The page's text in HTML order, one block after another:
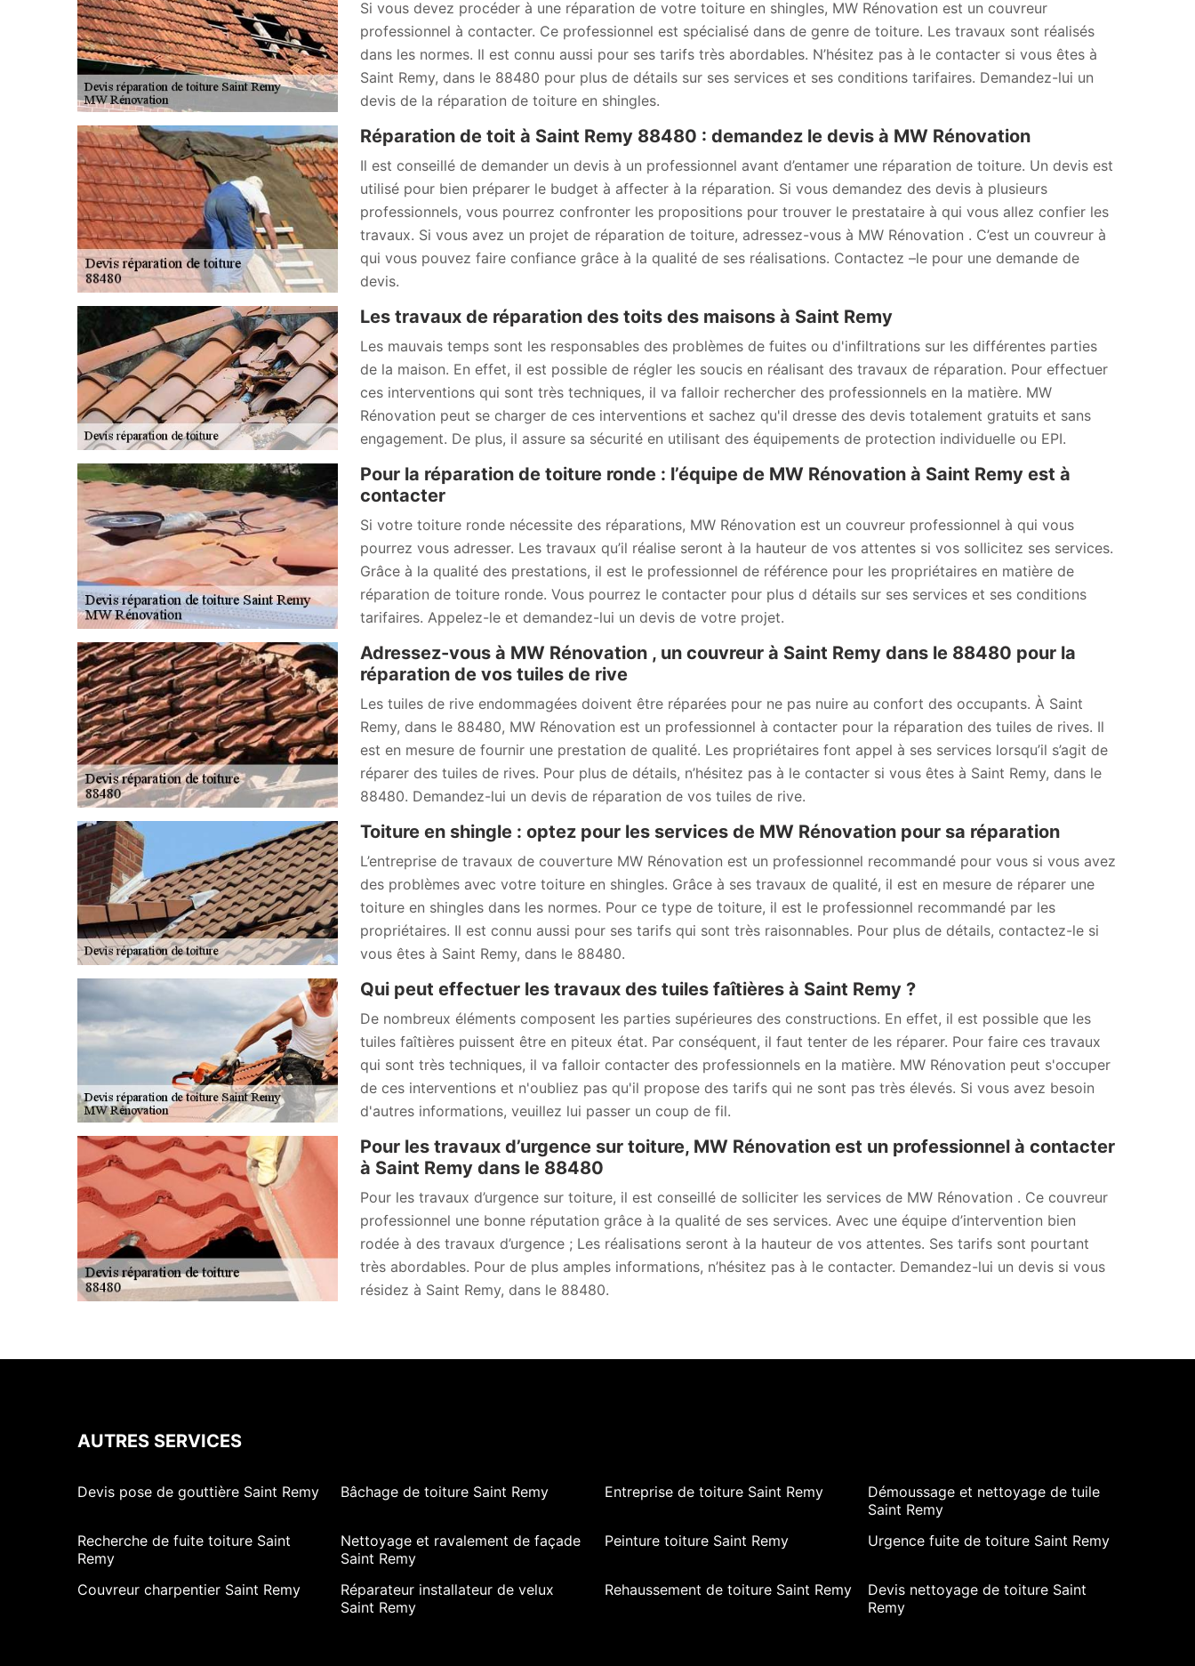
Si vous devez procéder à une réparation de votre toiture en shingles, MW Rénovation est un couvreur
professionnel à contacter. Ce professionnel est spécialisé dans de genre de toiture. Les travaux sont réalisés
dans les normes. Il est connu aussi pour ses tarifs très abordables. N’hésitez pas à le contacter si vous êtes à
Saint Remy, dans le 88480 pour plus de détails sur ses services et ses conditions tarifaires. Demandez-lui un
devis de la réparation de toiture en shingles.
Réparation de toit à Saint Remy 88480 : demandez le devis à MW Rénovation
Il est conseillé de demander un devis à un professionnel avant d’entamer une réparation de toiture. Un devis est
utilisé pour bien préparer le budget à affecter à la réparation. Si vous demandez des devis à plusieurs
professionnels, vous pourrez confronter les propositions pour trouver le prestataire à qui vous allez confier les
travaux. Si vous avez un projet de réparation de toiture, adressez-vous à MW Rénovation . C’est un couvreur à
qui vous pouvez faire confiance grâce à la qualité de ses réalisations. Contactez –le pour une demande de
devis.
Les travaux de réparation des toits des maisons à Saint Remy
Les mauvais temps sont les responsables des problèmes de fuites ou d'infiltrations sur les différentes parties
de la maison. En effet, il est possible de régler les soucis en réalisant des travaux de réparation. Pour effectuer
ces interventions qui sont très techniques, il va falloir rechercher des professionnels en la matière. MW
Rénovation peut se charger de ces interventions et sachez qu'il dresse des devis totalement gratuits et sans
engagement. De plus, il assure sa sécurité en utilisant des équipements de protection individuelle ou EPI.
Pour la réparation de toiture ronde : l’équipe de MW Rénovation à Saint Remy est à
contacter
Si votre toiture ronde nécessite des réparations, MW Rénovation est un couvreur professionnel à qui vous
pourrez vous adresser. Les travaux qu’il réalise seront à la hauteur de vos attentes si vos sollicitez ses services.
Grâce à la qualité des prestations, il est le professionnel de référence pour les propriétaires en matière de
réparation de toiture ronde. Vous pourrez le contacter pour plus d détails sur ses services et ses conditions
tarifaires. Appelez-le et demandez-lui un devis de votre projet.
Adressez-vous à MW Rénovation , un couvreur à Saint Remy dans le 88480 pour la
réparation de vos tuiles de rive
Les tuiles de rive endommagées doivent être réparées pour ne pas nuire au confort des occupants. À Saint
Remy, dans le 88480, MW Rénovation est un professionnel à contacter pour la réparation des tuiles de rives. Il
est en mesure de fournir une prestation de qualité. Les propriétaires font appel à ses services lorsqu’il s’agit de
réparer des tuiles de rives. Pour plus de détails, n’hésitez pas à le contacter si vous êtes à Saint Remy, dans le
88480. Demandez-lui un devis de réparation de vos tuiles de rive.
Toiture en shingle : optez pour les services de MW Rénovation pour sa réparation
L’entreprise de travaux de couverture MW Rénovation est un professionnel recommandé pour vous si vous avez
des problèmes avec votre toiture en shingles. Grâce à ses travaux de qualité, il est en mesure de réparer une
toiture en shingles dans les normes. Pour ce type de toiture, il est le professionnel recommandé par les
propriétaires. Il est connu aussi pour ses tarifs qui sont très raisonnables. Pour plus de détails, contactez-le si
vous êtes à Saint Remy, dans le 88480.
Qui peut effectuer les travaux des tuiles faîtières à Saint Remy ?
De nombreux éléments composent les parties supérieures des constructions. En effet, il est possible que les
tuiles faîtières puissent être en piteux état. Par conséquent, il faut tenter de les réparer. Pour faire ces travaux
qui sont très techniques, il va falloir contacter des professionnels en la matière. MW Rénovation peut s'occuper
de ces interventions et n'oubliez pas qu'il propose des tarifs qui ne sont pas très élevés. Si vous avez besoin
d'autres informations, veuillez lui passer un coup de fil.
Pour les travaux d’urgence sur toiture, MW Rénovation est un professionnel à contacter
à Saint Remy dans le 88480
Pour les travaux d’urgence sur toiture, il est conseillé de solliciter les services de MW Rénovation . Ce couvreur
professionnel une bonne réputation grâce à la qualité de ses services. Avec une équipe d’intervention bien
rodée à des travaux d’urgence ; Les réalisations seront à la hauteur de vos attentes. Ses tarifs sont pourtant
très abordables. Pour de plus amples informations, n’hésitez pas à le contacter. Demandez-lui un devis si vous
résidez à Saint Remy, dans le 88480.
AUTRES SERVICES
Devis pose de gouttière Saint Remy Bâchage de toiture Saint Remy Entreprise de toiture Saint Remy
Démoussage et nettoyage de tuile
Saint Remy
Recherche de fuite toiture Saint
Remy
Nettoyage et ravalement de façade
Saint Remy
Peinture toiture Saint Remy Urgence fuite de toiture Saint Remy
Couvreur charpentier Saint Remy
Réparateur installateur de velux
Saint Remy
Rehaussement de toiture Saint Remy
Devis nettoyage de toiture Saint
Remy